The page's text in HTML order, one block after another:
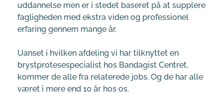
uddannelse men er i stedet baseret på at supplere
fagligheden med ekstra viden og professionel
erfaring gennem mange år.
Uanset i hvilken afdeling vi har tilknyttet en
brystprotesespecialist hos Bandagist Centret,
kommer de alle fra relaterede jobs. Og de har alle
været i mere end 10 år hos os.